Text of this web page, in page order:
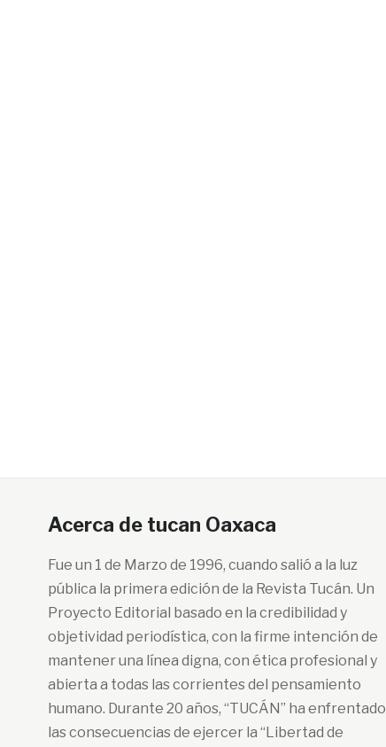
Acerca de tucan Oaxaca
Fue un 1 de Marzo de 1996, cuando salió a la luz
pública la primera edición de la Revista Tucán. Un
Proyecto Editorial basado en la credibilidad y
objetividad periodística, con la firme intención de
mantener una línea digna, con ética profesional y
abierta a todas las corrientes del pensamiento
humano. Durante 20 años, “TUCÁN” ha enfrentado
las consecuencias de ejercer la “Libertad de